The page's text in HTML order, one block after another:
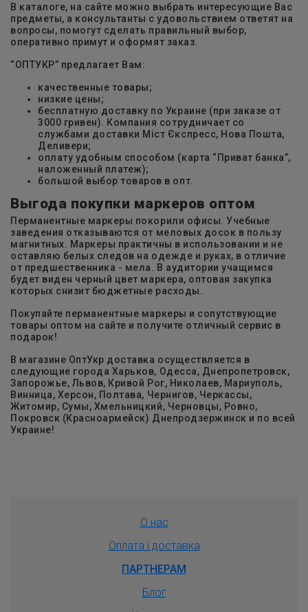
В каталоге, на сайте можно выбрать интересующие Вас
предметы, а консультанты с удовольствием ответят на
вопросы, помогут сделать правильный выбор,
оперативно примут и оформят заказ.
“ОПТУКР” предлагает Вам:
качественные товары;
низкие цены;
бесплатную доставку по Украине (при заказе от
3000 гривен). Компания сотрудничает со
службами доставки Міст Єкспресс, Нова Пошта,
Деливери;
оплату удобным способом (карта “Приват банка”,
наложенный платеж);
большой выбор товаров в опт.
Выгода покупки маркеров оптом
Перманентные маркеры покорили офисы. Учебные
заведения отказываются от меловых досок в пользу
магнитных. Маркеры практичны в использовании и не
оставляю белых следов на одежде и руках, в отличие
от предшественника - мела. В аудитории учащимся
будет виден черный цвет маркера, оптовая закупка
которых снизит бюджетные расходы.
Покупайте перманентные маркеры и сопутствующие
товары оптом на сайте и получите отличный сервис в
подарок!
В магазине ОптУкр доставка осуществляется в
следующие города Харьков, Одесса, Днепропетровск,
Запорожье, Львов, Кривой Рог, Николаев, Мариуполь,
Винница, Херсон, Полтава, Чернигов, Черкассы,
Житомир, Сумы, Хмельницкий, Черновцы, Ровно,
Покровск (Красноармейск) Днепродзержинск и по всей
Украине!
О нас
Оплата і доставка
ПАРТНЕРАМ
Блог